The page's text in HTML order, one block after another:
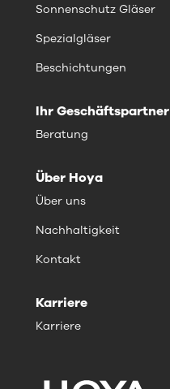
Sonnenschutz Gläser
Spezialgläser
Beschichtungen
Ihr Geschäftspartner
Beratung
Über Hoya
Über uns
Nachhaltigkeit
Kontakt
Karriere
Karriere